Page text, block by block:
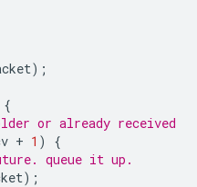
);
{
or already received
+ 1 )
{
queue it up.
);